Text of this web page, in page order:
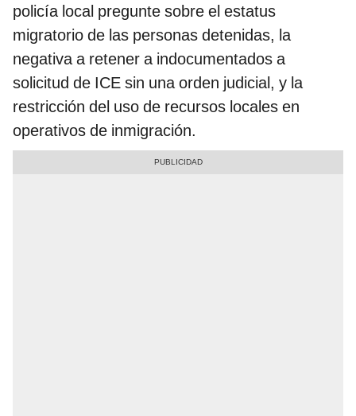
policía local pregunte sobre el estatus
migratorio de las personas detenidas, la
negativa a retener a indocumentados a
solicitud de ICE sin una orden judicial, y la
restricción del uso de recursos locales en
operativos de inmigración.